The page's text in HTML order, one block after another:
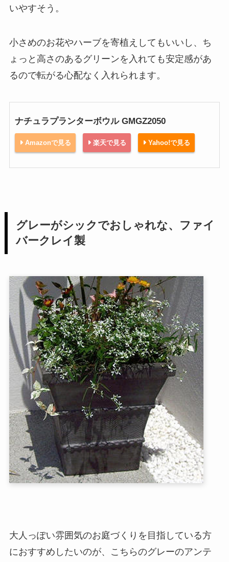
いやすそう。
小さめのお花やハーブを寄植えしてもいいし、ち
ょっと高さのあるグリーンを入れても安定感があ
るので転がる心配なく入れられます。
ナチュラプランターボウル GMGZ2050
Amazonで見る 楽天で見る Yahoo!で見る
グレーがシックでおしゃれな、ファイ
バークレイ製
大人っぽい雰囲気のお庭づくりを目指している方
におすすめしたいのが、こちらのグレーのアンテ